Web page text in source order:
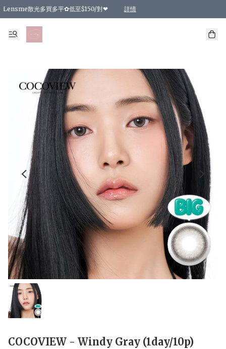
Lensme散光多買多平✿低至$150/對❤ 詳情
台灣Karacon⁩✧日拋 特價清貨❁⃘
日本韓國多款日/月拋現貨☼ 特價❤︎數量有限 售完即止
🇰🇷韓國多款月拋現貨 特價兩對$99✿數量有限 售完即止♫
精選商品，任選買2件或以上9 折；買4件或以上85 折；買6件或以上8 折
精選商品，任選買2件HKD 140.00；買4件HKD 260.00
精選商品，任選買2件HKD 190.00；買4件HKD 360.00
精選商品，任選買2件HKD 110.00；買4件HKD 180.00
精選商品，任選買2件HKD 170.00；買4件HKD 320.00
精選商品，任選買2件或以上減HKD 148.00
精選商品，任選買2件或以上減HKD 148.00
精選商品，任選買2件或以上95 折；買4件或以上9 折；買6件或以上85 折；買8件
精選商品，任選買12件或以上87 折
精選商品，任選買2件或以上減HKD 16.00；買4件或以上減HKD 32.00；買6
精選商品，任選買2件或以上95 折；買4件或以上9 折；買8件或以上85 折；買12
購物滿 HKD 800.00即享免運費優惠！（適用於 特定的送貨方式 )
COCOVIEW - Windy Gray (1day/10p)